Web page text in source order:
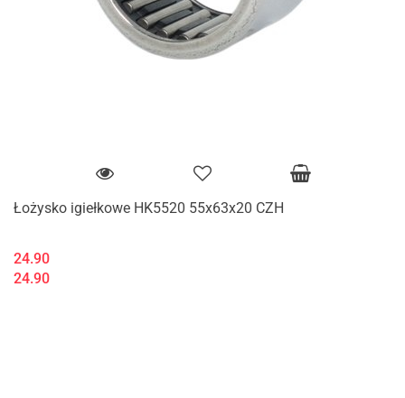
Łożysko igiełkowe HK5520 55x63x20 CZH
24.90
24.90